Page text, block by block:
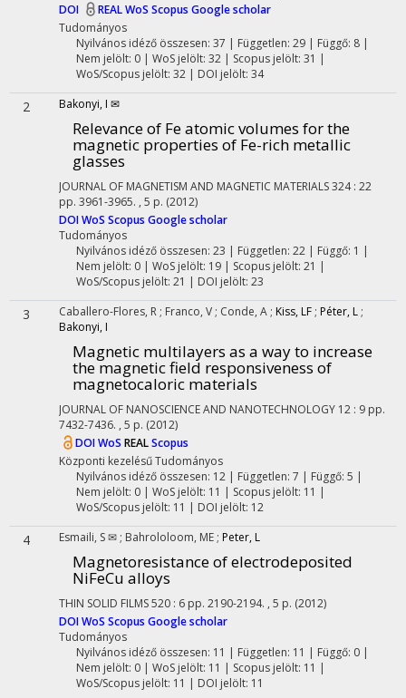
DOI
REALWoS Scopus Google scholar
Tudományos
Nyilvános idéző összesen: 37 | Független: 29 | Függő: 8 |
Nem jelölt: 0 | WoS jelölt: 32 | Scopus jelölt: 31 |
WoS/Scopus jelölt: 32 | DOI jelölt: 34
2 Bakonyi, I ✉
Relevance of Fe atomic volumes for the
magnetic properties of Fe-rich metallic
glasses
JOURNAL OF MAGNETISM AND MAGNETIC MATERIALS324: 22
pp. 3961-3965. , 5 p. (2012)
DOIWoS Scopus Google scholar
Tudományos
Nyilvános idéző összesen: 23 | Független: 22 | Függő: 1 |
Nem jelölt: 0 | WoS jelölt: 19 | Scopus jelölt: 21 |
WoS/Scopus jelölt: 21 | DOI jelölt: 23
3 Caballero-Flores, R ; Franco, V ; Conde, A ; Kiss, LF ; Péter, L ;
Bakonyi, I
Magnetic multilayers as a way to increase
the magnetic field responsiveness of
magnetocaloric materials
JOURNAL OF NANOSCIENCE AND NANOTECHNOLOGY 12 : 9 pp.
7432-7436. , 5 p. (2012)
DOIWoS REALScopus
Központi kezelésűTudományos
Nyilvános idéző összesen: 12| Független: 7 | Függő: 5 |
Nem jelölt: 0 | WoS jelölt: 11 | Scopus jelölt: 11 |
WoS/Scopus jelölt: 11 | DOI jelölt: 12
4 Esmaili, S ✉ ; Bahrololoom, ME ; Peter, L
Magnetoresistance of electrodeposited
NiFeCu alloys
THIN SOLID FILMS520 : 6 pp. 2190-2194. , 5 p. (2012)
DOIWoS Scopus Google scholar
Tudományos
Nyilvános idéző összesen: 11 | Független: 11 | Függő: 0 |
Nem jelölt: 0 | WoS jelölt: 11 | Scopus jelölt: 11 |
WoS/Scopus jelölt: 11 | DOI jelölt: 11